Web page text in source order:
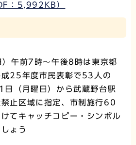
号 （PDF：5,992KB）
午前7時～午後8時は東京都
成25年度市民表彰で53人の
日（月曜日）から武蔵野台駅
止区域に指定、市制施行60
てキャッチコピー・シンボル
ょう